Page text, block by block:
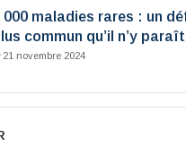
000 maladies rares : un
commun qu’il n’y paraît
21 novembre 2024